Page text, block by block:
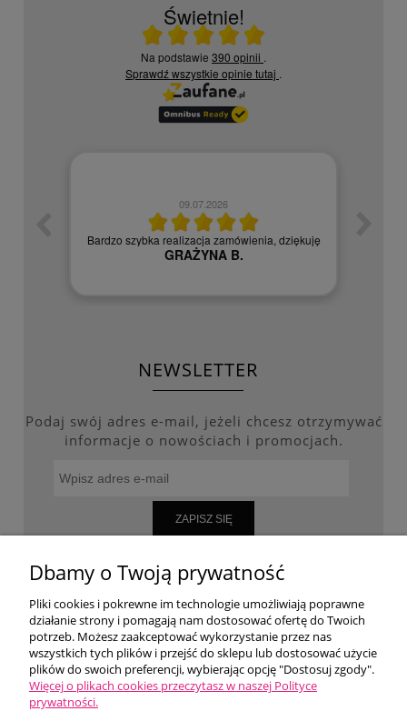
Świetnie!
Ocena średnia 5 na 5
Na podstawie 390 opinii .
Sprawdź wszystkie opinie tutaj .
09.07.2026
Bardzo szybka realizacja zamówienia, dziękuję
GRAŻYNA B.
NEWSLETTER
Podaj swój adres e-mail, jeżeli chcesz otrzymywać
informacje o nowościach i promocjach.
ZAPISZ SIĘ
WARUNKI ZAKUPÓW
MOJE KONTO
Dbamy o Twoją prywatność
Pliki cookies i pokrewne im technologie umożliwiają poprawne
działanie strony i pomagają nam dostosować ofertę do Twoich
potrzeb. Możesz zaakceptować wykorzystanie przez nas
wszystkich tych plików i przejść do sklepu lub dostosować użycie
plików do swoich preferencji, wybierając opcję "Dostosuj zgody".
Więcej o plikach cookies przeczytasz w naszej Polityce
prywatności.